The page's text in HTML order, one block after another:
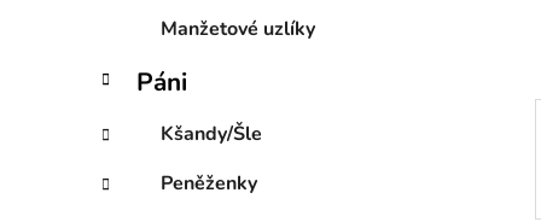
Manžetové uzlíky
Páni
Kšandy/Šle
Peněženky